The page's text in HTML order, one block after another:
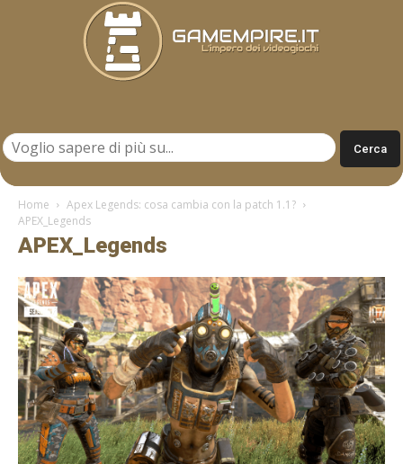
Home
Apex Legends: cosa cambia con la patch 1.1?
APEX_Legends
APEX_Legends